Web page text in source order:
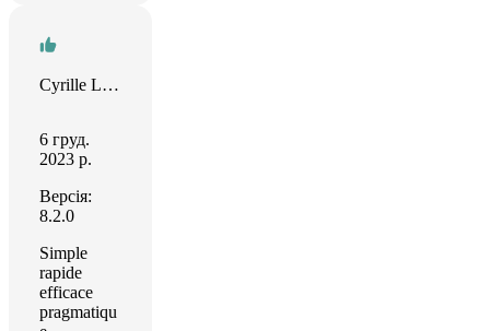
Cyrille Lecomte
6 груд.
2023 р.
Версія:
8.2.0
Simple
rapide
efficace
pragmatiqu